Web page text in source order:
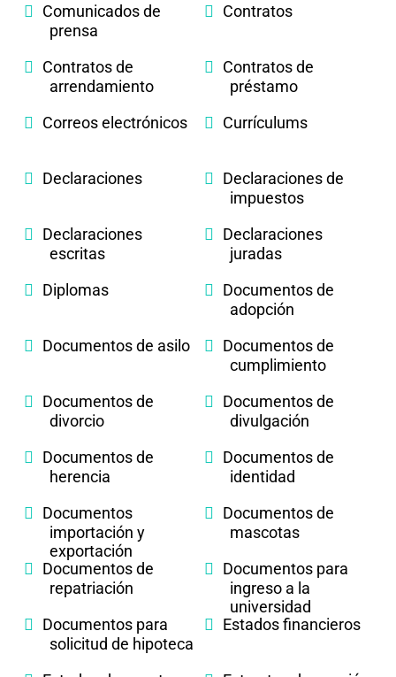
Comunicados de
prensa
Contratos
Contratos de
arrendamiento
Contratos de
préstamo
Correos electrónicos
Currículums
Declaraciones
Declaraciones de
impuestos
Declaraciones
escritas
Declaraciones
juradas
Diplomas
Documentos de
adopción
Documentos de asilo
Documentos de
cumplimiento
Documentos de
divorcio
Documentos de
divulgación
Documentos de
herencia
Documentos de
identidad
Documentos
importación y
exportación
Documentos de
mascotas
Documentos de
repatriación
Documentos para
ingreso a la
universidad
Documentos para
solicitud de hipoteca
Estados financieros